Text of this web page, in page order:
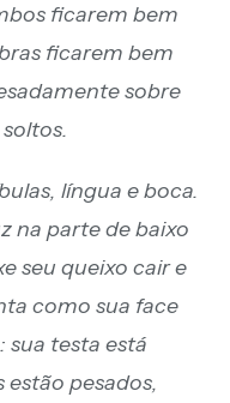
ficarem bem
ficarem bem
sobre
língua e boca.
na parte de baixo
seu queixo cair e
como sua face
sua testa está
estão pesados,